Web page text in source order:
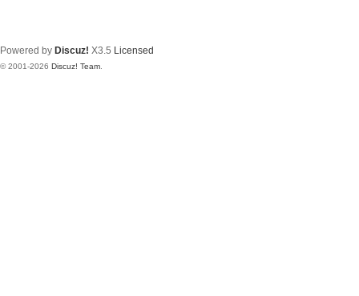
Powered by Discuz! X3.5 Licensed
© 2001-2026 Discuz! Team